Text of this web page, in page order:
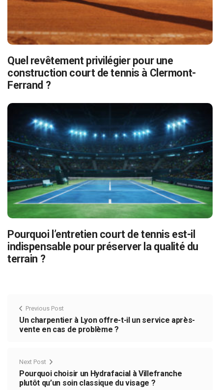
Quel revêtement privilégier pour une
construction court de tennis à Clermont-
Ferrand ?
Pourquoi l’entretien court de tennis est-il
indispensable pour préserver la qualité du
terrain ?
Previous Post
Un charpentier à Lyon offre-t-il un service après-
vente en cas de problème ?
Next Post
Pourquoi choisir un Hydrafacial à Villefranche
plutôt qu’un soin classique du visage ?